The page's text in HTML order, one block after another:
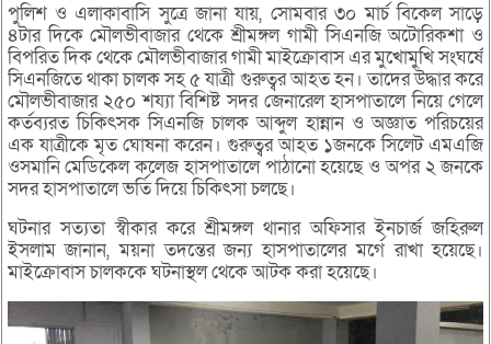
পুলিশ ও এলাকাবাসি সুত্রে জানা যায়, সোমবার ৩০ মার্চ বিকেল সাড়ে
৪টার দিকে মৌলভীবাজার থেকে শ্রীমঙ্গল গামী সিএনজি অটোরিকশা ও
বিপরিত দিক থেকে মৌলভীবাজার গামী মাইক্রোবাস এর মুখোমুখি সংঘর্ষে
সিএনজিতে থাকা চালক সহ ৫ যাত্রী গুরুত্বর আহত হন। তাদের উদ্ধার করে
মৌলভীবাজার ২৫০ শয্যা বিশিষ্ট সদর জেনারেল হাসপাতালে নিয়ে গেলে
কর্তব্যরত চিকিৎসক সিএনজি চালক আব্দুল হান্নান ও অজ্ঞাত পরিচয়ের
এক যাত্রীকে মৃত ঘোষনা করেন। গুরুত্বর আহত ১জনকে সিলেট এমএজি
ওসমানি মেডিকেল কলেজ হাসপাতালে পাঠানো হয়েছে ও অপর ২ জনকে
সদর হাসপাতালে ভর্তি দিয়ে চিকিৎসা চলছে।
ঘটনার সত্যতা স্বীকার করে শ্রীমঙ্গল থানার অফিসার ইনচার্জ জহিরুল
ইসলাম জানান, ময়না তদন্তের জন্য হাসপাতালের মর্গে রাখা হয়েছে।
মাইক্রোবাস চালককে ঘটনাস্থল থেকে আটক করা হয়েছে।